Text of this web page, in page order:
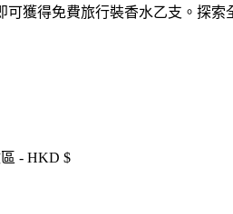
可獲得免費旅行裝香水乙支。探索
- HKD $